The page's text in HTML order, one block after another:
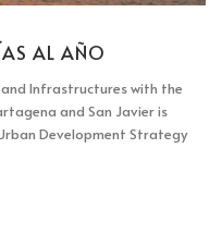
AL AÑO
Infrastructures with the
and San Javier is
Development Strategy